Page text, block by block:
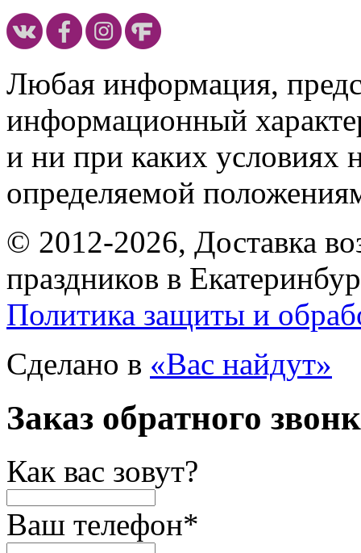
Любая информация,
информационный
и ни при каких условиях
определяемой
© 2012-2026, Доставка
праздников в
Политика защиты и
Сделано в «Вас найдут»
Заказ обратного
Как вас зовут?
Ваш телефон*